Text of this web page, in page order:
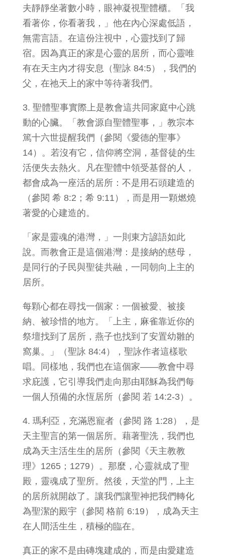
夫靜靜坐著數小時，眼神凝視聖體櫃。「我
看著你，你看著我，」他在內心深處低語，
無需言語。在這份注視中，心靈找到了歸
宿。因為真正的家是心靈的居所，而心靈唯
有在天主內才得安息（聖詠 84:5），我們的
父，在祂天上的家中等待著我們。
3. 聖體聖事實際上是教會這共同家庭中心跳
動的心臟。「教會源自聖體聖事，」教宗本
篤十六世提醒我們（參閱《愛德的聖事》
14）。若沒有它，信仰將空洞，基督徒的生
活便失去熱火。凡在聖體中領受基督的人，
都會成為一座活的居所：不是用石頭建造的
（參閱 希 8:2；希 9:11），而是用一顆燃燒
著愛的心建造的。
「家是靈魂的港灣，」一則東方諺語如此
說。而教會正是這個港灣：是接納的慈母，
是同行的子民與聖徒共融，一同朝向上主的
居所。
每顆心都在尋找一個家：一個被愛、被接
納、被珍惜的地方。「上主，麻雀靠近你的
祭壇找到了居所，燕子也找到了安置幼雛的
窩巢。」（聖詠 84:4），聖詠作者這樣歌
唱。同樣地，我們也在這個家——教會中尋
求庇護，它引導我們走向那由耶穌為我們每
一個人預備的永恆居所（參閱 若 14:2-3）。
4. 瑪利亞，充滿恩寵者（參閱 路 1:28），是
天主聖言的第一個居所。藉著聖洗，我們也
成為天主活生生的居所（參閱《天主教教
理》1265；1279）。那麼，心靈就成了聖
殿，靈魂成了聖所。然後，天堂的門，上主
的居所就開啟了。讓我們讓聖神把我們轉化
為聖潔的殿宇（參閱 格前 6:19），成為天主
在人間活生生，積極的臨在。
真正的家不是由磚塊建成的，而是由愛建造